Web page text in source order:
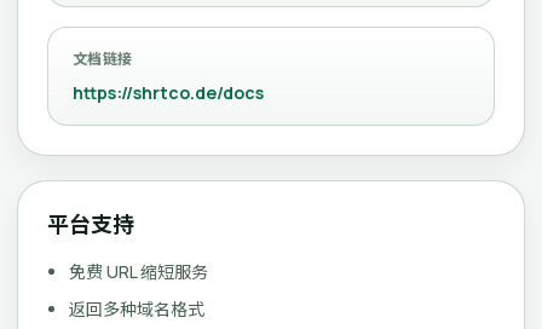
文档链接
https://shrtco.de/docs
平台支持
免费 URL 缩短服务
返回多种域名格式